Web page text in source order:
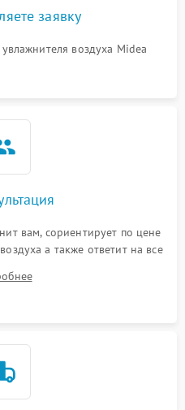
заявку
воздуха Midea
вам, сориентирует по цене
а также ответит на все